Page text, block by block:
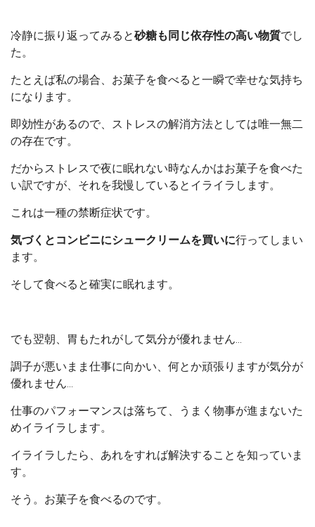
冷静に振り返ってみると砂糖も同じ依存性の高い物質でし
た。
たとえば私の場合、お菓子を食べると一瞬で幸せな気持ち
になります。
即効性があるので、ストレスの解消方法としては唯一無二
の存在です。
だからストレスで夜に眠れない時なんかはお菓子を食べた
い訳ですが、それを我慢しているとイライラします。
これは一種の禁断症状です。
気づくとコンビニにシュークリームを買いに行ってしまい
ます。
そして食べると確実に眠れます。
でも翌朝、胃もたれがして気分が優れません…
調子が悪いまま仕事に向かい、何とか頑張りますが気分が
優れません…
仕事のパフォーマンスは落ちて、うまく物事が進まないた
めイライラします。
イライラしたら、あれをすれば解決することを知っていま
す。
そう。お菓子を食べるのです。